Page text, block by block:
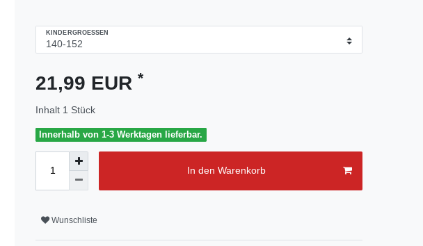
KINDERGROESSEN
21,99 EUR *
Inhalt 1 Stück
Innerhalb von 1-3 Werktagen lieferbar.
In den Warenkorb
Wunschliste